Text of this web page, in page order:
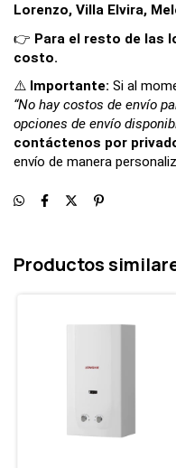
Lorenzo, Villa Elvira,
👉 Para el resto de las
costo.
⚠️ Importante: Si al
“No hay costos de envío
opciones de envío
contáctenos por
envío de manera
Productos